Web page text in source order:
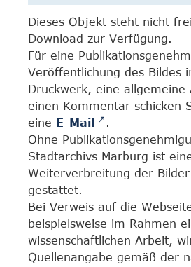
Dieses Objekt steht nicht
Download zur Verfügung.
Für eine
Veröffentlichung des Bildes
Druckwerk, eine allgemeine
einen Kommentar schicken
eine E-Mail
.
Ohne
Stadtarchivs Marburg ist
Weiterverbreitung der
gestattet.
Bei Verweis auf die
beispielsweise im Rahmen
wissenschaftlichen Arbeit,
Quellenangabe gemäß der